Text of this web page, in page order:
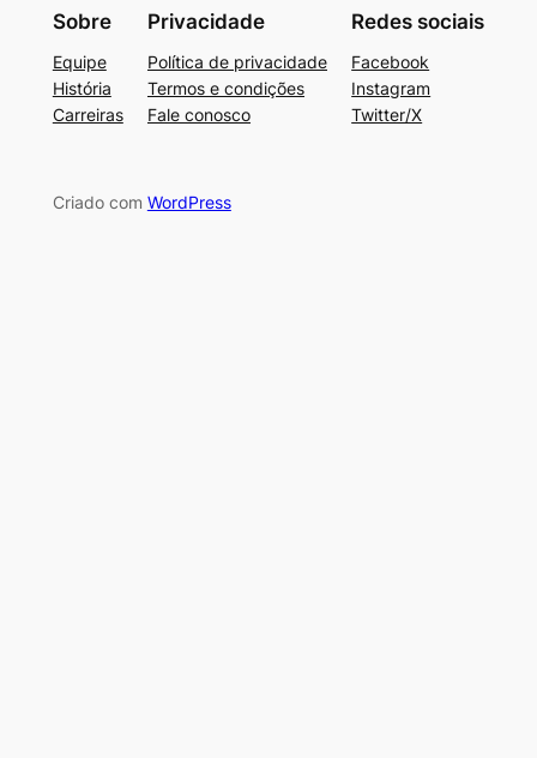
Sobre
Equipe
História
Carreiras
Privacidade
Política de privacidade
Termos e condições
Fale conosco
Redes sociais
Facebook
Instagram
Twitter/X
Criado com WordPress